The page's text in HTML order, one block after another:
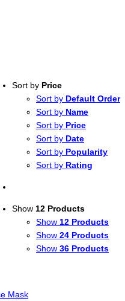
Sort by Price
Sort by Default Order
Sort by Name
Sort by Price
Sort by Date
Sort by Popularity
Sort by Rating
Show 12 Products
Show 12 Products
Show 24 Products
Show 36 Products
Mask